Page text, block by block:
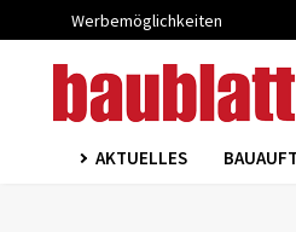
Werbemöglichkeiten
AKTUELLES